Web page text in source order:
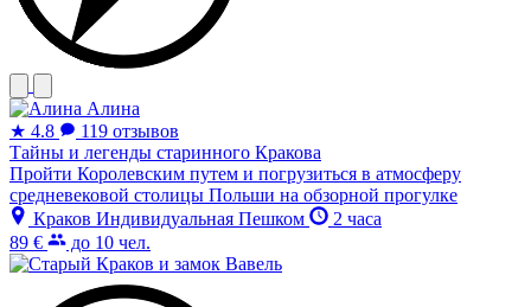
Алина
★ 4.8
119 отзывов
Тайны и легенды старинного Кракова
Пройти Королевским путем и погрузиться в атмосферу
средневековой столицы Польши на обзорной прогулке
Краков Индивидуальная Пешком
2 часа
89 €
до 10 чел.